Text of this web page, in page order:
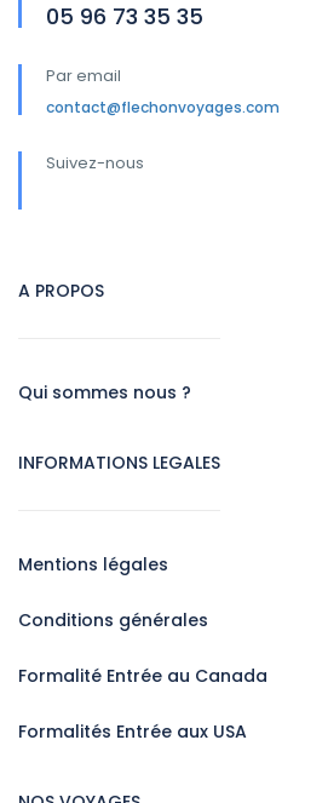
05 96 73 35 35
Par email
contact@flechonvoyages.com
Suivez-nous
A PROPOS
Qui sommes nous ?
INFORMATIONS LEGALES
Mentions légales
Conditions générales
Formalité Entrée au Canada
Formalités Entrée aux USA